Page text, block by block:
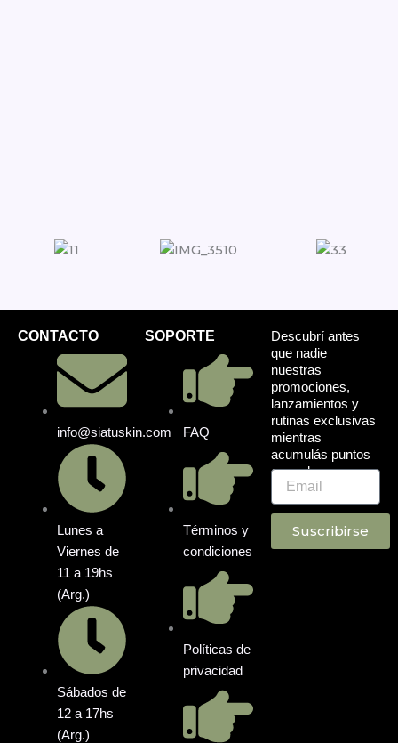
CONTACTO
info@siatuskin.com
Lunes a
Viernes de
11 a 19hs
(Arg.)
Sábados de
12 a 17hs
(Arg.)
SOPORTE
FAQ
Términos y
condiciones
Políticas de
privacidad
Descubrí antes
que nadie
nuestras
promociones,
lanzamientos y
rutinas exclusivas
mientras
acumulás puntos
en cada compra.
Email
Suscribirse